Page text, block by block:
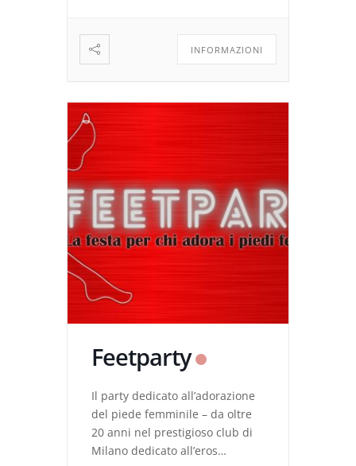
INFORMAZIONI
Feetparty
Il party dedicato all’adorazione
del piede femminile – da oltre
20 anni nel prestigioso club di
Milano dedicato all’eros